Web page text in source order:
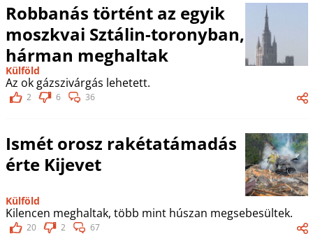
Robbanás történt az egyik
moszkvai Sztálin-toronyban,
hárman meghaltak
Külföld
Az ok gázszivárgás lehetett.
2 6 36
Ismét orosz rakétatámadás
érte Kijevet
Külföld
Kilencen meghaltak, több mint húszan megsebesültek.
20 2 67